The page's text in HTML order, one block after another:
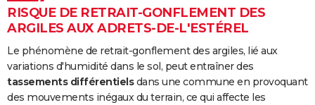
RISQUE DE RETRAIT-GONFLEMENT DES
ARGILES AUX ADRETS-DE-L'ESTÉREL
Le phénomène de retrait-gonflement des argiles, lié aux
variations d'humidité dans le sol, peut entraîner des
tassements différentielsdans une commune en provoquant
des mouvements inégaux du terrain, ce qui affecte les